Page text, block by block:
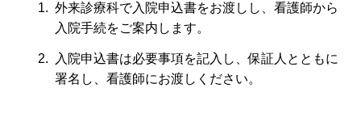
外来診療科で入院申込書をお渡しし、看護師から
入院手続をご案内します。
入院申込書は必要事項を記入し、保証人とともに
署名し、看護師にお渡しください。